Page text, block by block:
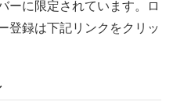
ーに限定されています。ロ
登録は下記リンクをクリッ